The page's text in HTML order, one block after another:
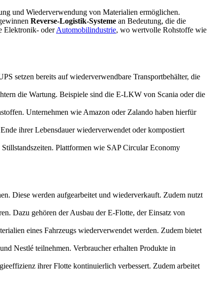
und Wiederverwendung von Materialien ermöglichen.
Reverse-Logistik-Systeme an Bedeutung, die die
Elektronik- oderAutomobilindustrie, wo wertvolle Rohstoffe wie
setzen bereits auf wiederverwendbare Transportbehälter, die
die Wartung. Beispiele sind die E-LKW von Scania oder die
Unternehmen wie Amazon oder Zalando haben hierfür
ihrer Lebensdauer wiederverwendet oder kompostiert
Plattformen wie SAP Circular Economy
Diese werden aufgearbeitet und wiederverkauft. Zudem nutzt
Dazu gehören der Ausbau der E-Flotte, der Einsatz von
eines Fahrzeugs wiederverwendet werden. Zudem bietet
Nestlé teilnehmen. Verbraucher erhalten Produkte in
ihrer Flotte kontinuierlich verbessert. Zudem arbeitet